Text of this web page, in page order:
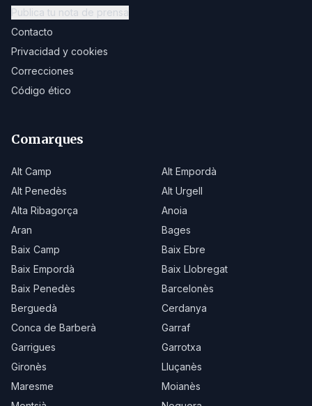
Publica tu nota de prensa
Contacto
Privacidad y cookies
Correcciones
Código ético
Comarques
Alt Camp
Alt Empordà
Alt Penedès
Alt Urgell
Alta Ribagorça
Anoia
Aran
Bages
Baix Camp
Baix Ebre
Baix Empordà
Baix Llobregat
Baix Penedès
Barcelonès
Berguedà
Cerdanya
Conca de Barberà
Garraf
Garrigues
Garrotxa
Gironès
Lluçanès
Maresme
Moianès